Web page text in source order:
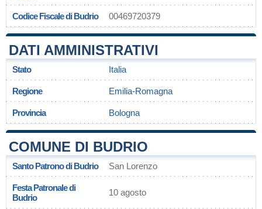
Codice Fiscale di Budrio 00469720379
DATI AMMINISTRATIVI
Stato Italia
Regione Emilia-Romagna
Provincia Bologna
COMUNE DI BUDRIO
Santo Patrono di Budrio San Lorenzo
Festa Patronale di
Budrio
10 agosto